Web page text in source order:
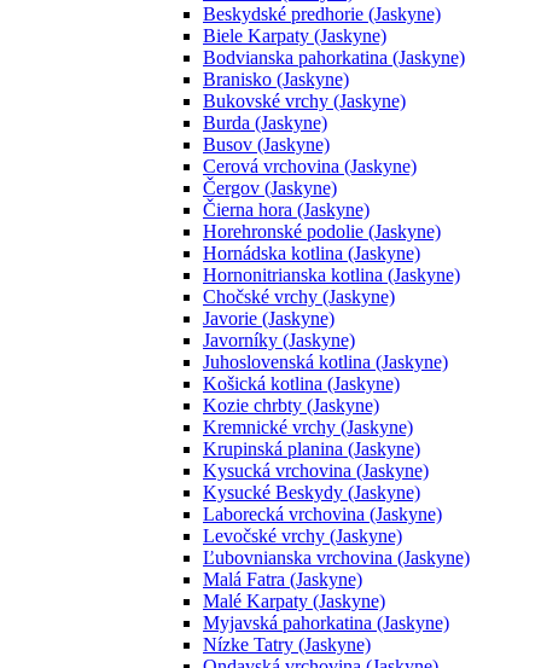
Beskydské predhorie (Jaskyne)
Biele Karpaty (Jaskyne)
Bodvianska pahorkatina (Jaskyne)
Branisko (Jaskyne)
Bukovské vrchy (Jaskyne)
Burda (Jaskyne)
Busov (Jaskyne)
Cerová vrchovina (Jaskyne)
Čergov (Jaskyne)
Čierna hora (Jaskyne)
Horehronské podolie (Jaskyne)
Hornádska kotlina (Jaskyne)
Hornonitrianska kotlina (Jaskyne)
Chočské vrchy (Jaskyne)
Javorie (Jaskyne)
Javorníky (Jaskyne)
Juhoslovenská kotlina (Jaskyne)
Košická kotlina (Jaskyne)
Kozie chrbty (Jaskyne)
Kremnické vrchy (Jaskyne)
Krupinská planina (Jaskyne)
Kysucká vrchovina (Jaskyne)
Kysucké Beskydy (Jaskyne)
Laborecká vrchovina (Jaskyne)
Levočské vrchy (Jaskyne)
Ľubovnianska vrchovina (Jaskyne)
Malá Fatra (Jaskyne)
Malé Karpaty (Jaskyne)
Myjavská pahorkatina (Jaskyne)
Nízke Tatry (Jaskyne)